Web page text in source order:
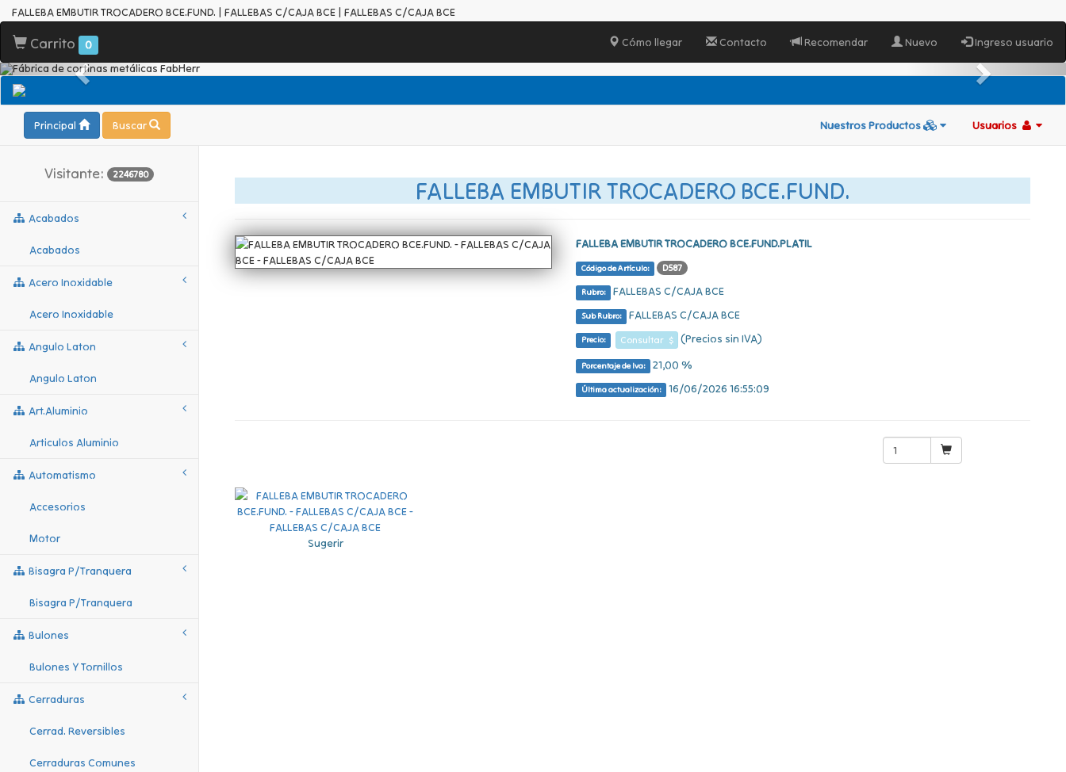
FALLEBA EMBUTIR TROCADERO BCE.FUND. | FALLEBAS C/CAJA BCE | FALLEBAS C/CAJA BCE
Carrito 0 Cómo llegar Contacto Recomendar Nuevo Ingreso usuario
Principal Buscar Nuestros Productos Usuarios
Visitante: 2246780
Acabados
Acabados
Acero Inoxidable
Acero Inoxidable
Angulo Laton
Angulo Laton
Art.aluminio
Articulos Aluminio
Automatismo
Accesorios
Motor
Bisagra P/tranquera
Bisagra P/tranquera
Bulones
Bulones Y Tornillos
Cerraduras
Cerrad. Reversibles
Cerraduras Comunes
FALLEBA EMBUTIR TROCADERO BCE.FUND.
FALLEBA EMBUTIR TROCADERO BCE.FUND.PLATIL
Código de Artículo: D587
Rubro: FALLEBAS C/CAJA BCE
Sub Rubro: FALLEBAS C/CAJA BCE
Precio: Consultar $ (Precios sin IVA)
Porcentaje de Iva: 21,00 %
Última actualización: 16/06/2026 16:55:09
Sugerir